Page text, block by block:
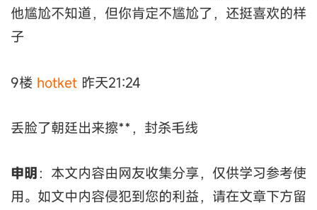
他尴尬不知道，但你肯定不尴尬了，还挺喜欢的样
子
9楼 hotket 昨天21:24
丢脸了朝廷出来擦**，封杀毛线
申明 ：本文内容由网友收集分享，仅供学习参考使
用。如文中内容侵犯到您的利益，请在文章下方留